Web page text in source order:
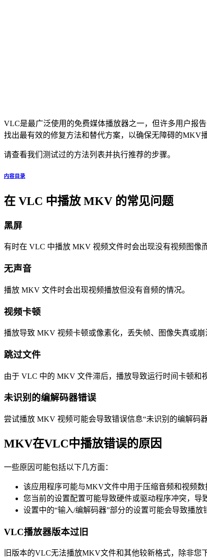
VLC是最广泛使用的免费媒体播放器之一，但许多用户报
找出最有效的修复方法和替代方案，以确保无障碍的MKV播
请查看我们测试过的方法列表并执行推荐的步骤。
内容目录
在 VLC 中播放 MKV 的常见问题
黑屏
有时在 VLC 中播放 MKV 视频文件时会出现没有视频图像
无声音
播放 MKV 文件时会出现视频播放但没有音频的情况。
视频卡顿
播放导致 MKV 视频卡顿或像素化，丢失帧、图像失真或崩
跳过文件
由于 VLC 中的 MKV 文件滞后，播放导致运行时间卡顿和
未识别的编解码器错误
尝试播放 MKV 视频可能会导致错误信息“未识别的编解码
MKV在VLC中播放错误的原因
一些原因可能包括以下几方面：
该应用程序可能与MKV文件中用于压缩音频和视频
您当前的设置配置可能导致硬件或驱动程序冲突，
设置中的“输入/编解码器”部分的设置可能会导致播放
VLC播放器版本过旧
旧版本的VLC无法播放MKV文件和其他较新格式，除非您